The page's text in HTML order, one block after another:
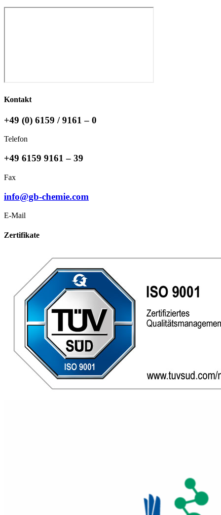
Kontakt
+49 (0) 6159 / 9161 – 0
Telefon
+49 6159 9161 – 39
Fax
info@gb-chemie.com
E-Mail
Zertifikate